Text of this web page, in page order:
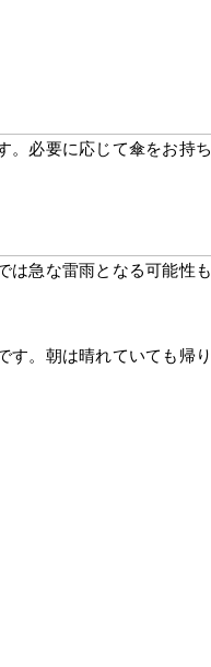
。必要に応じて傘をお持ち
は急な雷雨となる可能性も
す。朝は晴れていても帰り